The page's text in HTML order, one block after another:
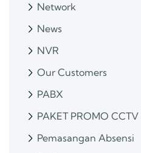
Network
News
NVR
Our Customers
PABX
PAKET PROMO CCTV
Pemasangan Absensi